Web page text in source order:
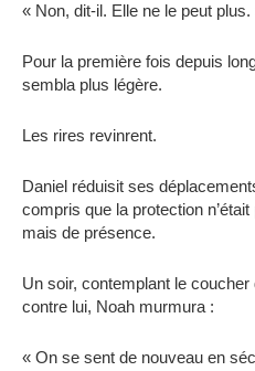
« Non, dit-il. Elle ne le peut plus.
Pour la première fois depuis
sembla plus légère.
Les rires revinrent.
Daniel réduisit ses
compris que la protection
mais de présence.
Un soir, contemplant le
contre lui, Noah murmura :
« On se sent de nouveau en